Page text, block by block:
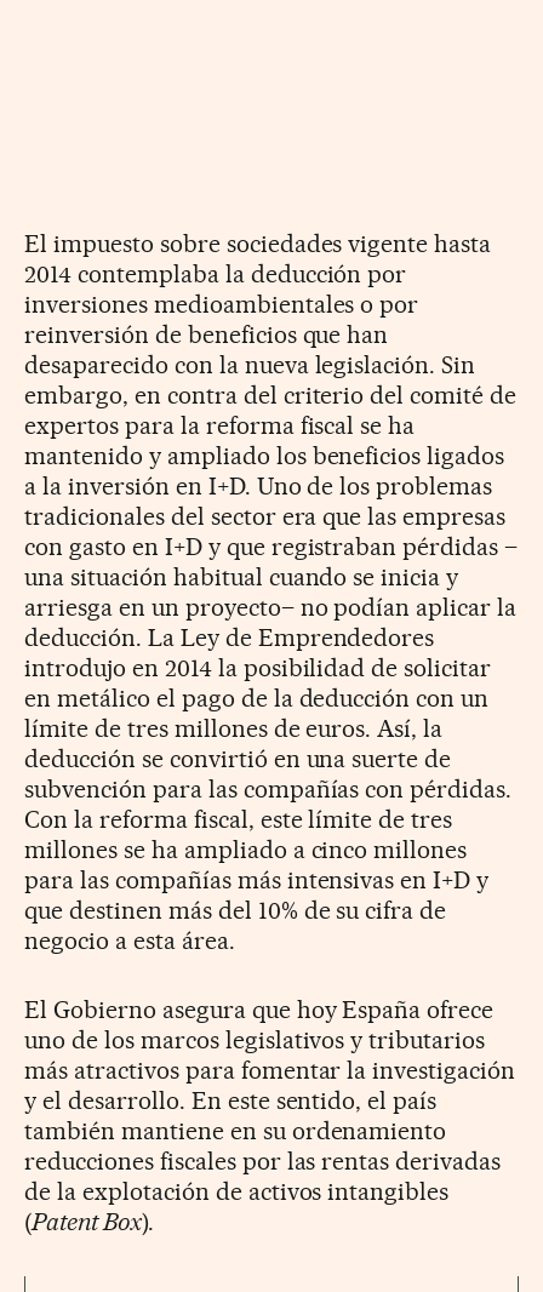
El impuesto sobre sociedades vigente hasta
2014 contemplaba la deducción por
inversiones medioambientales o por
reinversión de beneficios que han
desaparecido con la nueva legislación. Sin
embargo, en contra del criterio del comité de
expertos para la reforma fiscal se ha
mantenido y ampliado los beneficios ligados
a la inversión en I+D. Uno de los problemas
tradicionales del sector era que las empresas
con gasto en I+D y que registraban pérdidas –
una situación habitual cuando se inicia y
arriesga en un proyecto– no podían aplicar la
deducción. La Ley de Emprendedores
introdujo en 2014 la posibilidad de solicitar
en metálico el pago de la deducción con un
límite de tres millones de euros. Así, la
deducción se convirtió en una suerte de
subvención para las compañías con pérdidas.
Con la reforma fiscal, este límite de tres
millones se ha ampliado a cinco millones
para las compañías más intensivas en I+D y
que destinen más del 10% de su cifra de
negocio a esta área.
El Gobierno asegura que hoy España ofrece
uno de los marcos legislativos y tributarios
más atractivos para fomentar la investigación
y el desarrollo. En este sentido, el país
también mantiene en su ordenamiento
reducciones fiscales por las rentas derivadas
de la explotación de activos intangibles
(Patent Box).